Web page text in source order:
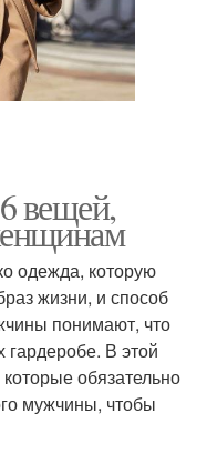
вещей,
одежда, которую
жизни, и способ
понимают, что
В этой
обязательно
мужчины, чтобы